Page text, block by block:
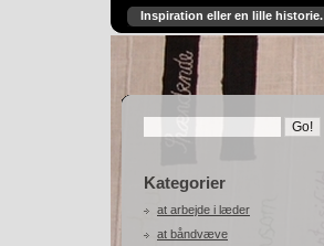
Inspiration eller en lille historie.
Kategorier
at arbejde i læder
at båndvæve